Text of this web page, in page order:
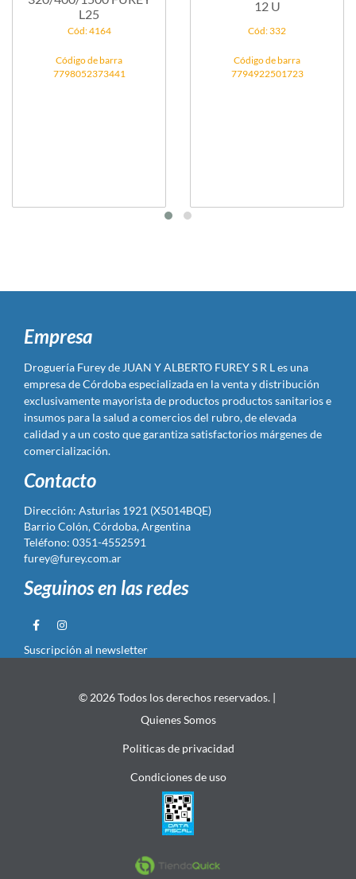
L25
Cód: 4164
Código de barra
7798052373441
12 U
Cód: 332
Código de barra
7794922501723
Empresa
Droguería Furey de JUAN Y ALBERTO FUREY S R L es una
empresa de Córdoba especializada en la venta y distribución
exclusivamente mayorista de productos productos sanitarios e
insumos para la salud a comercios del rubro, de elevada
calidad y a un costo que garantiza satisfactorios márgenes de
comercialización.
Contacto
Dirección: Asturias 1921 (X5014BQE)
Barrio Colón, Córdoba, Argentina
Teléfono: 0351-4552591
furey@furey.com.ar
Seguinos en las redes
Suscripción al newsletter
© 2026 Todos los derechos reservados. |
Quienes Somos
Politicas de privacidad
Condiciones de uso